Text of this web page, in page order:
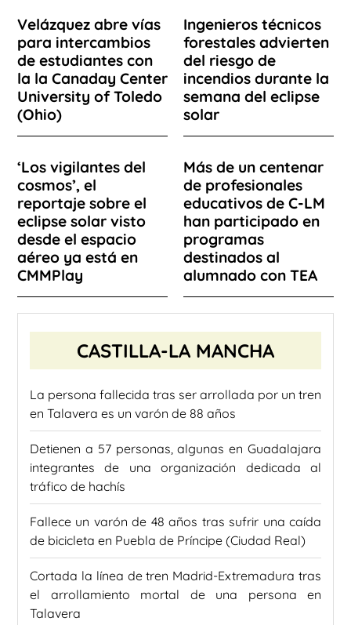
Velázquez abre vías
para intercambios
de estudiantes con
la la Canaday Center
University of Toledo
(Ohio)
Ingenieros técnicos
forestales advierten
del riesgo de
incendios durante la
semana del eclipse
solar
‘Los vigilantes del
cosmos’, el
reportaje sobre el
eclipse solar visto
desde el espacio
aéreo ya está en
CMMPlay
Más de un centenar
de profesionales
educativos de C-LM
han participado en
programas
destinados al
alumnado con TEA
CASTILLA-LA MANCHA
La persona fallecida tras ser arrollada por un tren
en Talavera es un varón de 88 años
Detienen a 57 personas, algunas en Guadalajara
integrantes de una organización dedicada al
tráfico de hachís
Fallece un varón de 48 años tras sufrir una caída
de bicicleta en Puebla de Príncipe (Ciudad Real)
Cortada la línea de tren Madrid-Extremadura tras
el arrollamiento mortal de una persona en
Talavera